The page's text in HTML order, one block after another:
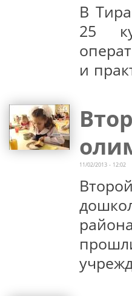
В
25
и
11/02/2013 - 12:02